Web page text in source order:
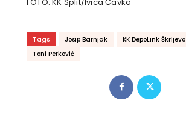
Tags Josip Barnjak KK DepoLink Škrljevo
Toni Perković